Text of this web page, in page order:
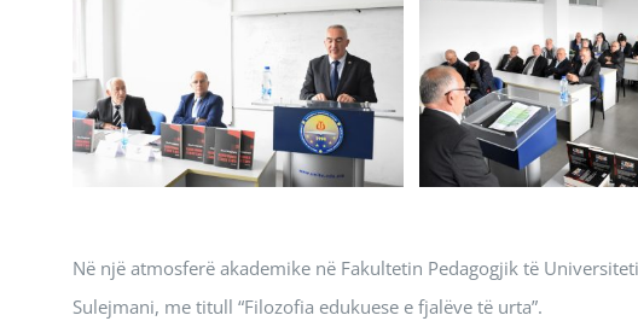
Në një atmosferë akademike në Fakultetin Pedagogjik të
Sulejmani, me titull “Filozofia edukuese e fjalëve të urta”.